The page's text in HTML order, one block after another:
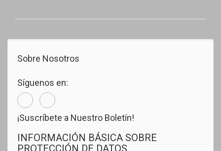
Sobre Nosotros
Síguenos en:
¡Suscríbete a Nuestro Boletín!
INFORMACIÓN BÁSICA SOBRE
PROTECCIÓN DE DATOS